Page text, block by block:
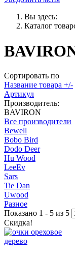
Вы здесь:
Каталог
Сортировать по
Название товара +/-
Артикул
Производитель:
BAVIRON
Все производители
Bewell
Bobo Bird
Dodo Deer
Hu Wood
LeeEv
Sars
Tie Dan
Uwood
Разное
Показано 1 - 5 из 5
Скидка!